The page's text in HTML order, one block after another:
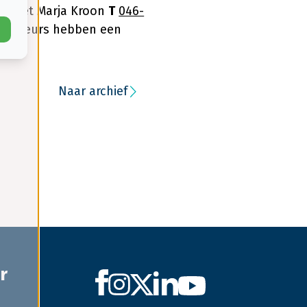
met Marja Kroon T 046-
hebben een
Naar archief